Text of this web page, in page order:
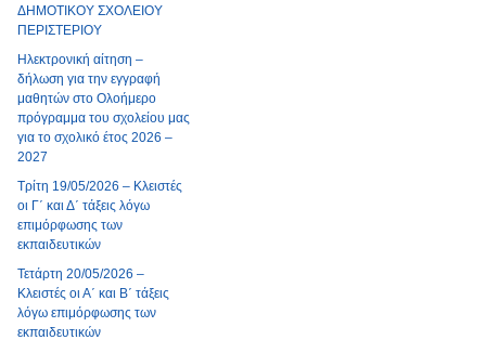
ΔΗΜΟΤΙΚΟΥ ΣΧΟΛΕΙΟΥ
ΠΕΡΙΣΤΕΡΙΟΥ
Ηλεκτρονική αίτηση –
δήλωση για την εγγραφή
μαθητών στο Ολοήμερο
πρόγραμμα του σχολείου μας
για το σχολικό έτος 2026 –
2027
Τρίτη 19/05/2026 – Κλειστές
οι Γ΄ και Δ΄ τάξεις λόγω
επιμόρφωσης των
εκπαιδευτικών
Τετάρτη 20/05/2026 –
Κλειστές οι Α΄ και Β΄ τάξεις
λόγω επιμόρφωσης των
εκπαιδευτικών